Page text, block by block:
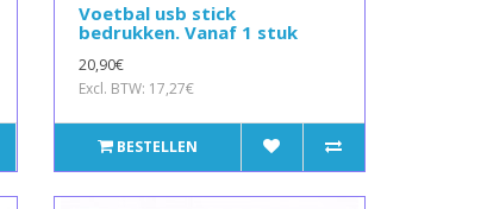
Voetbal usb stick
bedrukken. Vanaf 1 stuk
20,90€
Excl. BTW: 17,27€
BESTELLEN